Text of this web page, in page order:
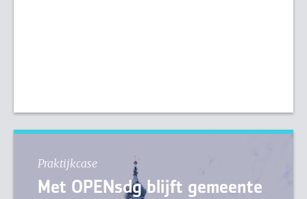
Praktijkcase
Met OPENsdg blijft gemeente